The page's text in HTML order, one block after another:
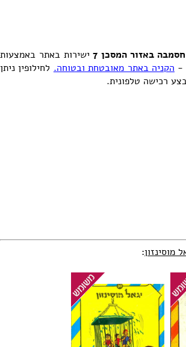
חסמבה באזור המסכן 7
ישירות באתר באמצעות
- הקניה באתר מאובטחת ובטוחה.לחילופין ניתן
רכישה טלפונית.
מוסינזון: